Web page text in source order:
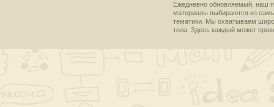
Ежедневно обновляемый, наш
материалы выбираются из
тематики. Мы охватываем
тела. Здесь каждый может